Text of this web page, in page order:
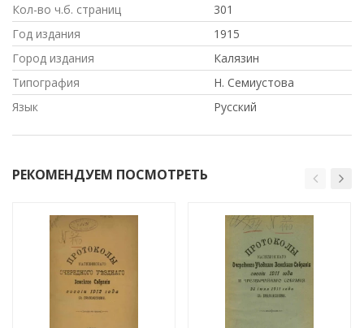
Кол-во ч.б. страниц
301
Год издания
1915
Город издания
Калязин
Типография
Н. Семиустова
Язык
Русский
РЕКОМЕНДУЕМ ПОСМОТРЕТЬ